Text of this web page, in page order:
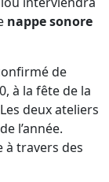
nappe sonore
de
à la fête de la
deux ateliers
l’année.
à travers des